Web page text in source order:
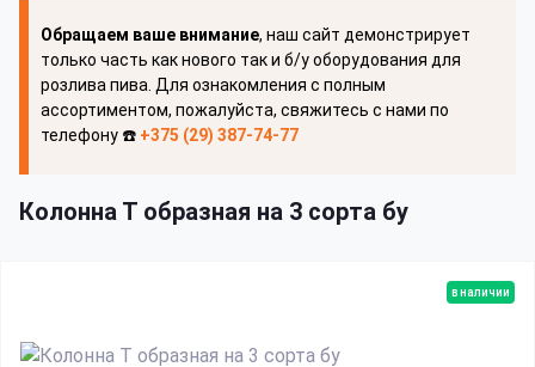
Обращаем ваше внимание, наш сайт демонстрирует
только часть как нового так и б/у оборудования для
розлива пива. Для ознакомления с полным
ассортиментом, пожалуйста, свяжитесь с нами по
телефону ☎️ +375 (29) 387-74-77
Колонна Т образная на 3 сорта бу
в наличии